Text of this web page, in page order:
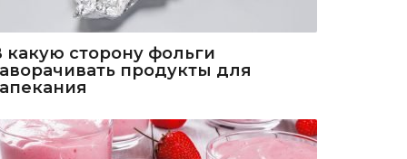
какую сторону фольги
продукты для